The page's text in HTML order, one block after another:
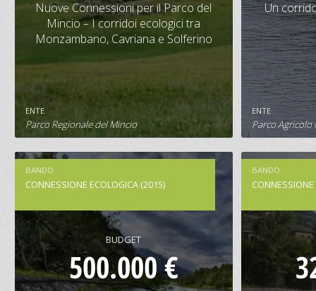
Nuove Connessioni per il Parco del
Mincio – I corridoi ecologici tra
Monzambano, Cavriana e Solferino
ENTE
Parco Regionale del Mincio
Mincio – I corridoi ecologici tra
Monzambano, Cavriana e Solferino
107.000 €
SCHEDA PROGETTO
Un
ENTE
Parco Agricolo
72.000
BANDO
CONNESSIONE ECOLOGICA (2015)
BUDGET
500.000 €
BANDO